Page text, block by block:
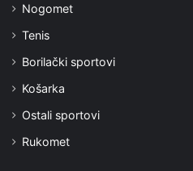
Nogomet
Tenis
Borilački sportovi
Košarka
Ostali sportovi
Rukomet